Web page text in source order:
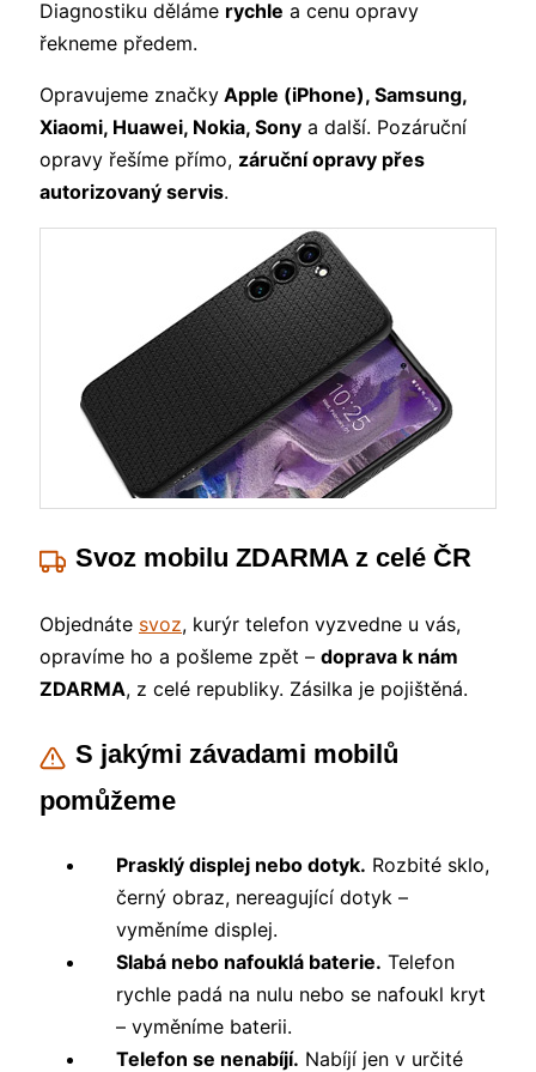
Diagnostiku děláme rychle a cenu opravy
řekneme předem.
Opravujeme značky Apple (iPhone), Samsung,
Xiaomi, Huawei, Nokia, Sony a další. Pozáruční
opravy řešíme přímo, záruční opravy přes
autorizovaný servis.
Svoz mobilu ZDARMA z celé ČR
Objednáte svoz, kurýr telefon vyzvedne u vás,
opravíme ho a pošleme zpět – doprava k nám
ZDARMA, z celé republiky. Zásilka je pojištěná.
S jakými závadami mobilů
pomůžeme
Prasklý displej nebo dotyk. Rozbité sklo,
černý obraz, nereagující dotyk –
vyměníme displej.
Slabá nebo nafouklá baterie. Telefon
rychle padá na nulu nebo se nafoukl kryt
– vyměníme baterii.
Telefon se nenabíjí. Nabíjí jen v určité